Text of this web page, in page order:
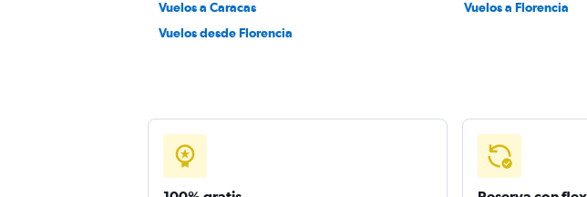
Vuelos a Caracas Vuelos a Florencia
Vuelos desde Florencia